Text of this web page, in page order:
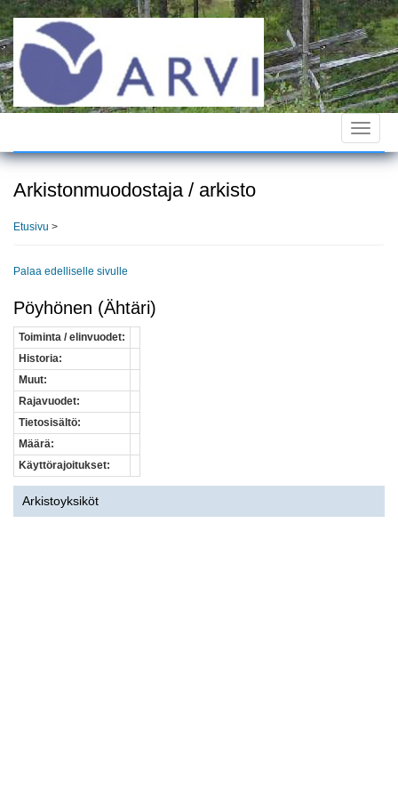
Hyppää
pääsisältöön
Toggle
Arkistonmuodostaja / arkisto
Etusivu >
Palaa edelliselle sivulle
Pöyhönen (Ähtäri)
Toiminta / elinvuodet:
Historia:
Muut:
Rajavuodet:
Tietosisältö:
Määrä:
Käyttörajoitukset:
Arkistoyksiköt